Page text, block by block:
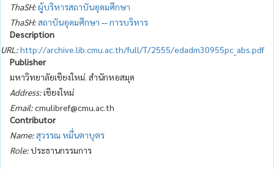
ThaSH:ผู้บริหารสถาบันอุดมศึกษา
ThaSH:สถาบันอุดมศึกษา --การบริหาร
Description
URL:http://archive.lib.cmu.ac.th/full/T/2555/edadm30955pc_abs.pdf
Publisher
มหาวิทยาลัยเชียงใหม่. สำนักหอสมุด
Address:เชียงใหม่
Email:cmulibref@cmu.ac.th
Contributor
Name:สุวรรณ หมื่นตาบุตร
Role:ประธานกรรมการ